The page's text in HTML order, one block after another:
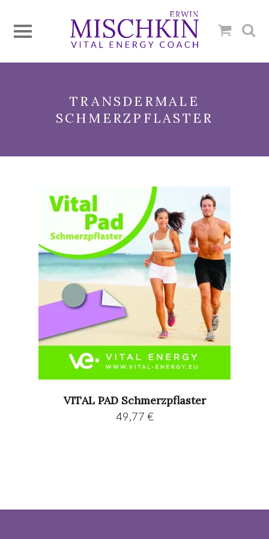
TRANSDERMALE
SCHMERZPFLASTER
VITAL PAD Schmerzpflaster
49,77 €